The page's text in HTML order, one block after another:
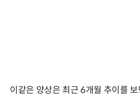
이같은 양상은 최근 6개월 추이를